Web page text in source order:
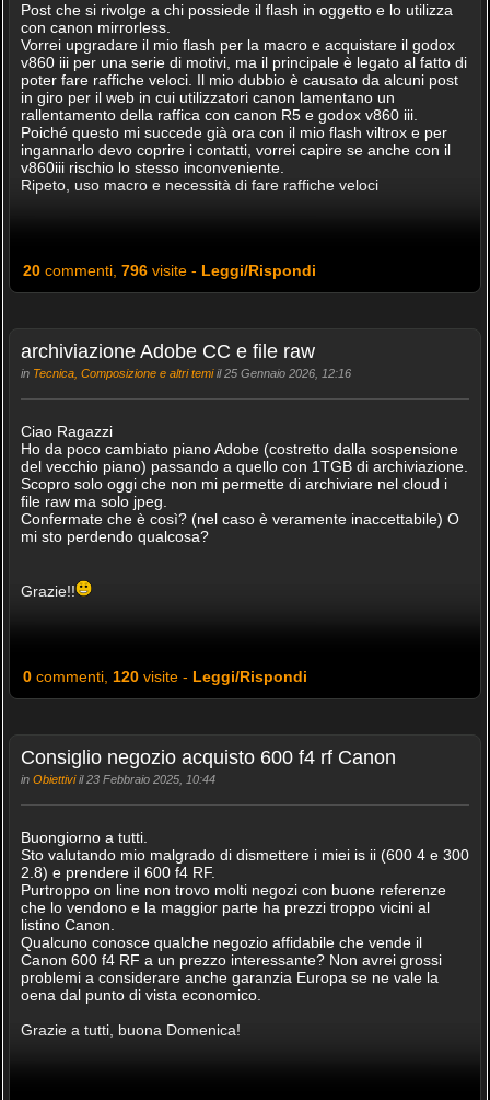
Post che si rivolge a chi possiede il flash in oggetto e lo utilizza
con canon mirrorless.
Vorrei upgradare il mio flash per la macro e acquistare il godox
v860 iii per una serie di motivi, ma il principale è legato al fatto di
poter fare raffiche veloci. Il mio dubbio è causato da alcuni post
in giro per il web in cui utilizzatori canon lamentano un
rallentamento della raffica con canon R5 e godox v860 iii.
Poiché questo mi succede già ora con il mio flash viltrox e per
ingannarlo devo coprire i contatti, vorrei capire se anche con il
v860iii rischio lo stesso inconveniente.
Ripeto, uso macro e necessità di fare raffiche veloci
20commenti, 796visite - Leggi/Rispondi
archiviazione Adobe CC e file raw
in Tecnica, Composizione e altri temiil 25 Gennaio 2026, 12:16
Ciao Ragazzi
Ho da poco cambiato piano Adobe (costretto dalla sospensione
del vecchio piano) passando a quello con 1TGB di archiviazione.
Scopro solo oggi che non mi permette di archiviare nel cloud i
file raw ma solo jpeg.
Confermate che è così? (nel caso è veramente inaccettabile) O
mi sto perdendo qualcosa?
Grazie!!
0commenti, 120visite - Leggi/Rispondi
Consiglio negozio acquisto 600 f4 rf Canon
in Obiettiviil 23 Febbraio 2025, 10:44
Buongiorno a tutti.
Sto valutando mio malgrado di dismettere i miei is ii (600 4 e 300
2.8) e prendere il 600 f4 RF.
Purtroppo on line non trovo molti negozi con buone referenze
che lo vendono e la maggior parte ha prezzi troppo vicini al
listino Canon.
Qualcuno conosce qualche negozio affidabile che vende il
Canon 600 f4 RF a un prezzo interessante? Non avrei grossi
problemi a considerare anche garanzia Europa se ne vale la
oena dal punto di vista economico.
Grazie a tutti, buona Domenica!